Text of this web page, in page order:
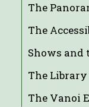
The
The
Shows
The Library
The Vanoi